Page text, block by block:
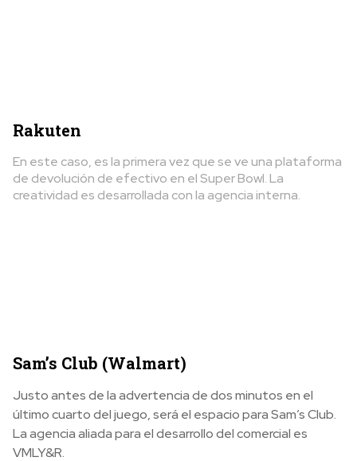
Rakuten
En este caso, es la primera vez que se ve una plataforma
de devolución de efectivo en el Super Bowl. La
creatividad es desarrollada con la agencia interna.
Sam’s Club (Walmart)
Justo antes de la advertencia de dos minutos en el
último cuarto del juego, será el espacio para Sam’s Club.
La agencia aliada para el desarrollo del comercial es
VMLY&R.